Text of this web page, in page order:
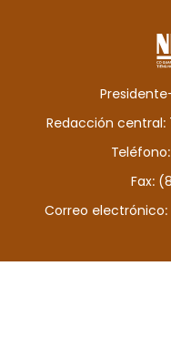
Redacción central:
Fax:
Correo electrónico: